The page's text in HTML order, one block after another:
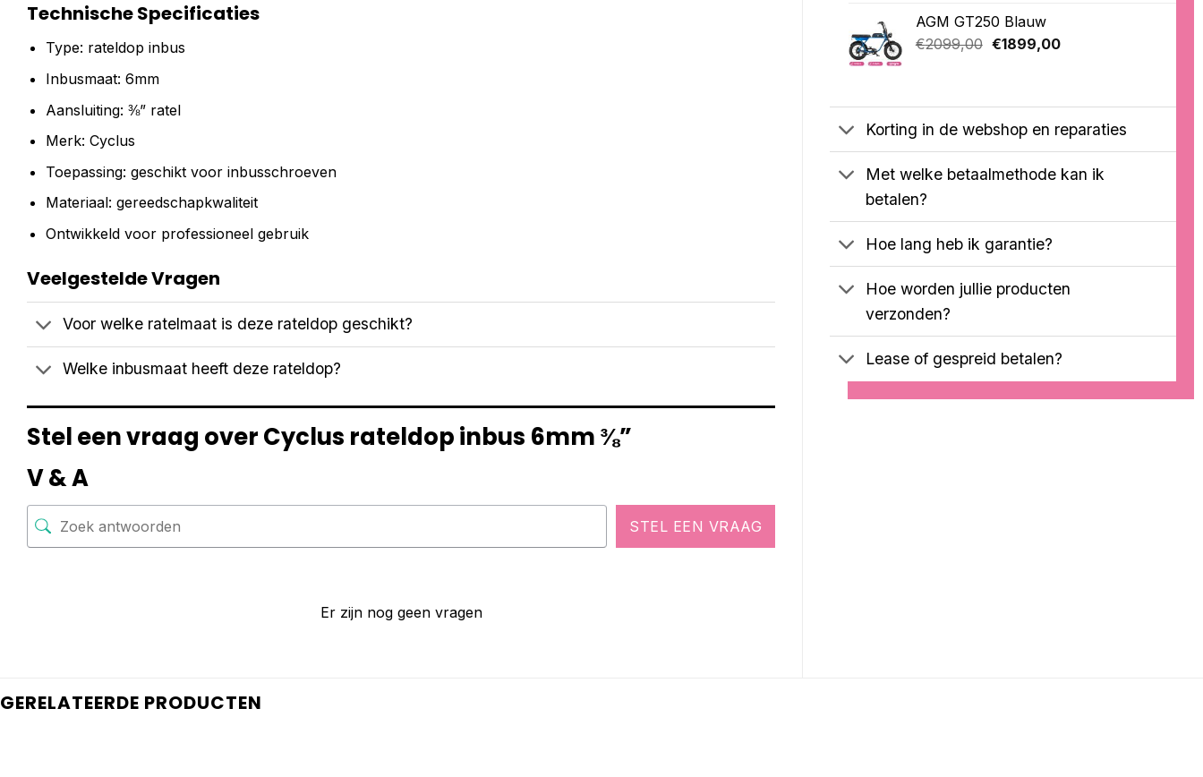
Technische Specificaties
Type: rateldop inbus
Inbusmaat: 6mm
Aansluiting: ⅜” ratel
Merk: Cyclus
Toepassing: geschikt voor inbusschroeven
Materiaal: gereedschapkwaliteit
Ontwikkeld voor professioneel gebruik
Veelgestelde Vragen
Voor welke ratelmaat is deze rateldop geschikt?
Welke inbusmaat heeft deze rateldop?
Stel een vraag over Cyclus rateldop inbus 6mm ⅜”
V & A
STEL EEN VRAAG
Er zijn nog geen vragen
5.00op 5
gebaseerd
op
klantbeoordeling
AGM GT250 Blauw
€2099,00 Oorspronkelijke
€1899,00Huidige
Korting in de webshop en reparaties
Met welke betaalmethode kan ik
betalen?
Hoe lang heb ik garantie?
Hoe worden jullie producten
verzonden?
Lease of gespreid betalen?
GERELATEERDE PRODUCTEN